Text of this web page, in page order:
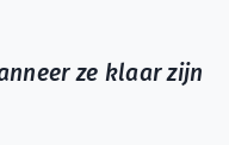
ze klaar zijn